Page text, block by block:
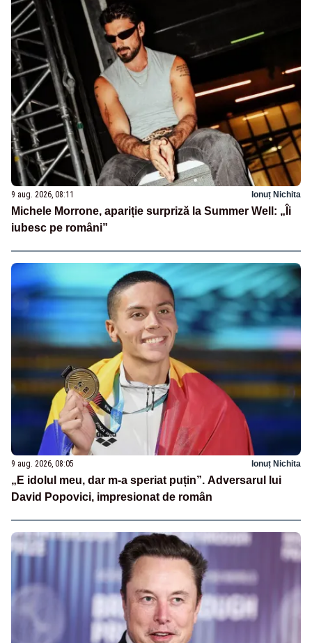
9 aug. 2026, 08:11 Ionuț Nichita
Michele Morrone, apariție surpriză la Summer Well: „Îi
iubesc pe români”
9 aug. 2026, 08:05 Ionuț Nichita
„E idolul meu, dar m-a speriat puțin”. Adversarul lui
David Popovici, impresionat de român